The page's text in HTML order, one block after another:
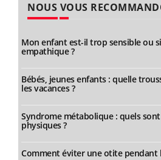
NOUS VOUS
Mon enfant est-il trop sensible ou
empathique ?
Bébés, jeunes enfants : quelle
les vacances ?
Syndrome métabolique : quels
physiques ?
Comment éviter une otite pendant